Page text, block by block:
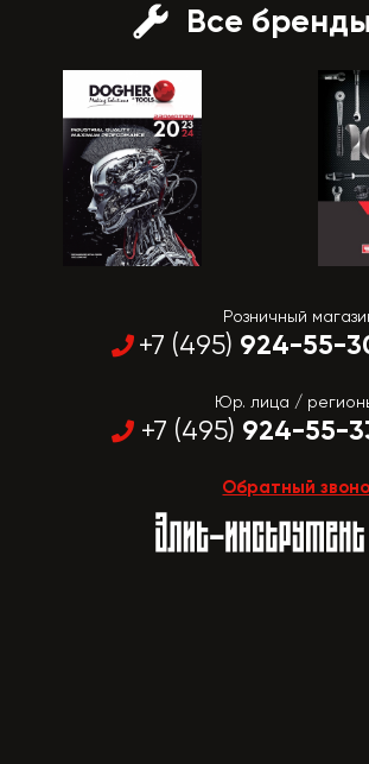
Все бренды
Розничный
+7 (495) 924-55-
Юр. лица /
+7 (495) 924-55-
Обратный